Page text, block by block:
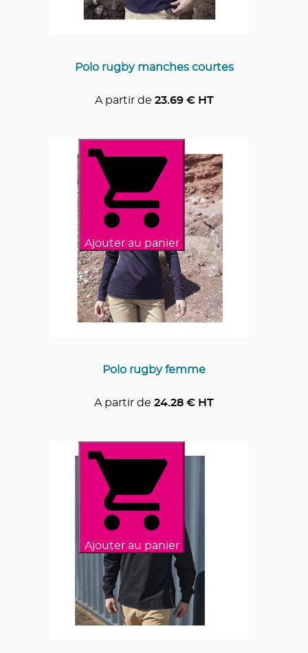
Polo rugby manches courtes
A partir de 23.69€ HT
Ajouter au panier
Polo rugby femme
A partir de 24.28 € HT
Ajouter au panier